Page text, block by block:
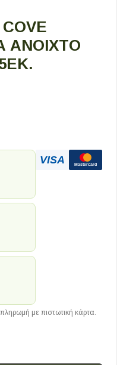
ΑΝΟΙΧΤΌ
VISA Mastercard
με πιστωτική κάρτα.